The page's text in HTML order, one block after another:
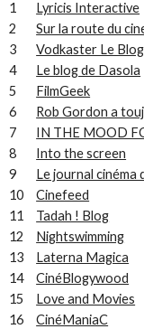
1
Lyricis Interactive
2
Sur la route du
3
Vodkaster Le Blog
4
Le blog de Dasola
5
FilmGeek
6
Rob Gordon a
7
IN THE MOOD
8
Into the screen
9
Le journal
10
Cinefeed
11
Tadah ! Blog
12
Nightswimming
13
Laterna Magica
14
CinéBlogywood
15
Love and Movies
16
CinéManiaC